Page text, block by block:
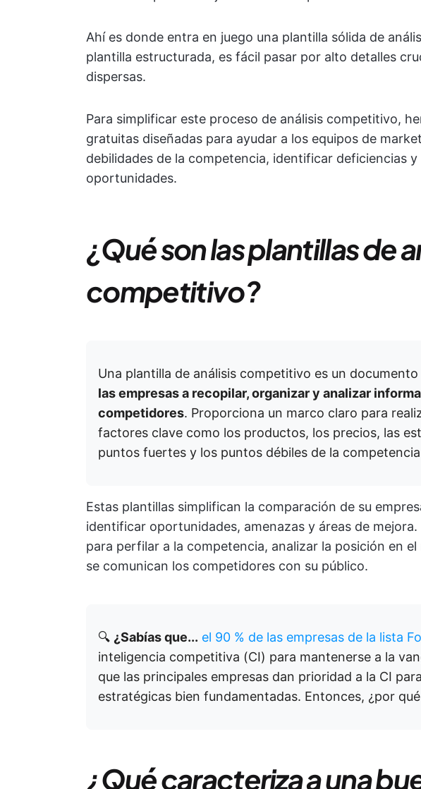
Ahí es donde entra en juego una plantilla sólida de
plantilla estructurada, es fácil pasar por alto detalles
dispersas.
Para simplificar este proceso de análisis competitivo,
gratuitas diseñadas para ayudar a los equipos de
debilidades de la competencia, identificar deficiencias
oportunidades.
¿Qué son las plantillas de
competitivo?
Una plantilla de análisis competitivo es un
las empresas a recopilar, organizar y analizar
competidores. Proporciona un marco claro para
factores clave como los productos, los precios, las
puntos fuertes y los puntos débiles de la
Estas plantillas simplifican la comparación de su
identificar oportunidades, amenazas y áreas de
para perfilar a la competencia, analizar la posición en
se comunican los competidores con su público.
🔍 ¿Sabías que... el 90 % de las empresas de la lista
inteligencia competitiva (CI) para mantenerse a la
que las principales empresas dan prioridad a la CI
estratégicas bien fundamentadas. Entonces, ¿por
¿Qué caracteriza a una